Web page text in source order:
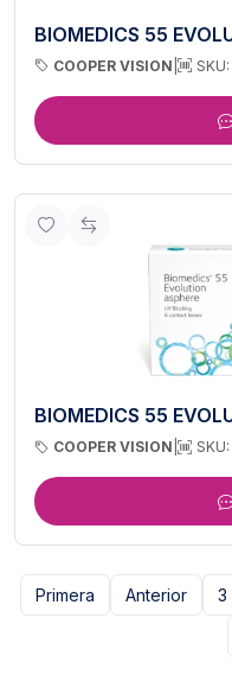
BIOMEDICS 55
COOPER VISION
BIOMEDICS 55
COOPER VISION
Primera Anterior 3